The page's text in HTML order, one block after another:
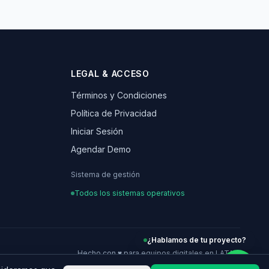
LEGAL & ACCESO
Términos y Condiciones
Política de Privacidad
Iniciar Sesión
Agendar Demo
Sistema de gestión
Todos los sistemas operativos
Hecho con ♥ para equipos digitales en LATAM
¿Hablamos de tu proyecto?